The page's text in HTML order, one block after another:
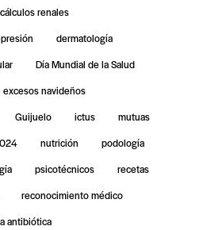
cálculos renales
dermatología
Día Mundial de la Salud
excesos navideños
Guijuelo ictus
mutuas
nutrición
podología
psicotécnicos
recetas
reconocimiento médico
antibiótica